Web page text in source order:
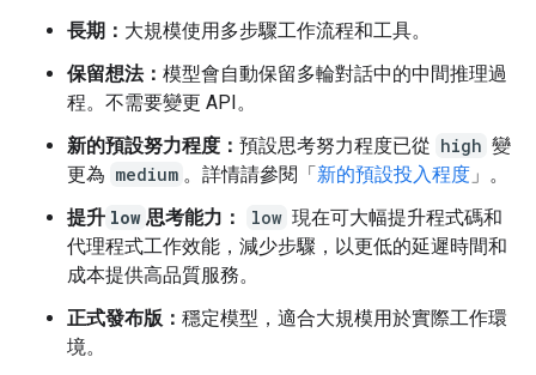
長期： 大規模使用多步驟工作流程和工具。
保留想法： 模型會自動保留多輪對話中的中間推理過
程。不需要變更 API。
新的預設努力程度： 預設思考努力程度已從 high 變
更為 medium 。詳情請參閱「新的預設投入程度 」。
提升 low 思考能力： low 現在可大幅提升程式碼和
代理程式工作效能，減少步驟，以更低的延遲時間和
成本提供高品質服務。
正式發布版： 穩定模型，適合大規模用於實際工作環
境。